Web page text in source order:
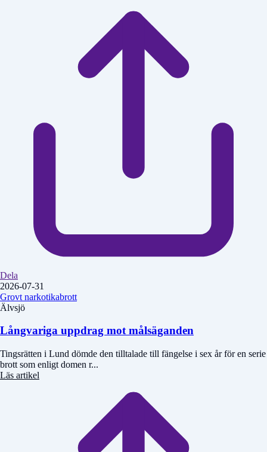
Dela
2026-07-31
Grovt narkotikabrott
Älvsjö
Långvariga uppdrag mot målsäganden
Tingsrätten i Lund dömde den tilltalade till fängelse i sex år för en serie
brott som enligt domen r...
Läs artikel